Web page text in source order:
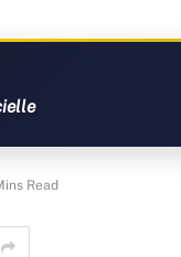
Read